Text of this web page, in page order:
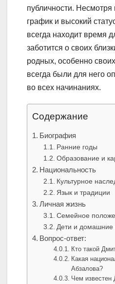
публичности.
график и высокий
всегда находит время
заботится о своих
родных, особенно
всегда были для него
во всех начинаниях.
Содержание
Биография
Ранние годы
Образование и
Национальность
Культурное
Язык и традиции
Личная жизнь
Семейное
Дети и домашние
Вопрос-ответ:
Кто такой
Какая
Абзалова?
Чем известен